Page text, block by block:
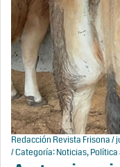
Redacción Revista Frisona/
/ Categoría:Noticias,